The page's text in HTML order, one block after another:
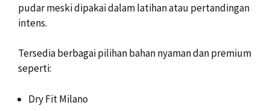
pudar meski dipakai dalam latihan atau pertandingan
intens.
Tersedia berbagai pilihan bahan nyaman dan premium
seperti:
Dry Fit Milano